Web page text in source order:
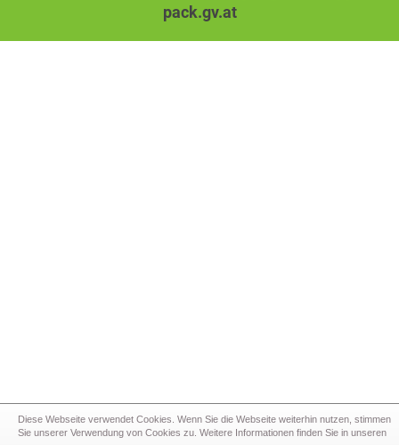
Diese Webseite verwendet Cookies. Wenn Sie die Webseite weiterhin nutzen, stimmen
Sie unserer Verwendung von Cookies zu. Weitere Informationen finden Sie in unseren
pack.gv.at